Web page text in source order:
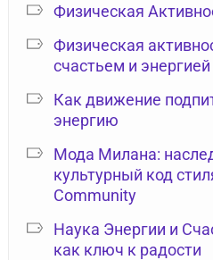
Физическая
Физическая
счастьем и энергией
Как движение
энергию
Мода Милана:
культурный код
Community
Наука Энергии и
как ключ к радости